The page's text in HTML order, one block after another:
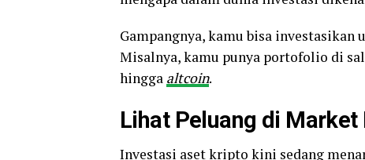
Gampangnya, kamu bisa investasikan
Misalnya, kamu punya portofolio di
hingga altcoin.
Lihat Peluang di Market
Investasi aset kripto kini sedang